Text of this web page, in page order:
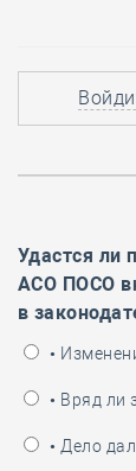
Удастся ли
АСО ПОСО
в
•
• Вряд ли
• Дело